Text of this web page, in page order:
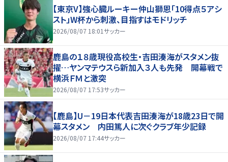
【東京V】強心臓ルーキー仲山獅恩「10得点５アシ
スト」W杯から刺激、目指すはモドリッチ
2026/08/07 18:01サッカー
鹿島の１８歳現役高校生・吉田湊海がスタメン抜
擢…ヤンマテウスら新加入３人も先発 開幕戦で
横浜ＦＭと激突
2026/08/07 17:53サッカー
【鹿島】U－19日本代表吉田湊海が18歳23日で開
幕スタメン 内田篤人に次ぐクラブ年少記録
2026/08/07 17:44サッカー